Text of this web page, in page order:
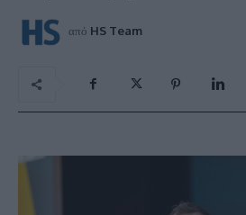
από HS Team